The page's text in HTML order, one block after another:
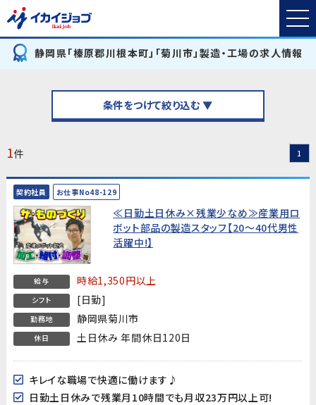
静岡県「榛原郡川根本町」「菊川市」製造・工場の求人情報
条件をつけて絞り込む ▼
1件 1
契約社員 お仕事No48-129
≪日勤土日休み×残業少なめ≫産業用ロ
ボット部品の製造スタッフ【20～40代男性
活躍中!】
給与 時給1,350円以上
シフト [日勤]
勤務地 静岡県菊川市
休日 土日休み 年間休日120日
キレイな職場で快適に働けます♪
日勤土日休みで残業月10時間でも月収23万円以上可!